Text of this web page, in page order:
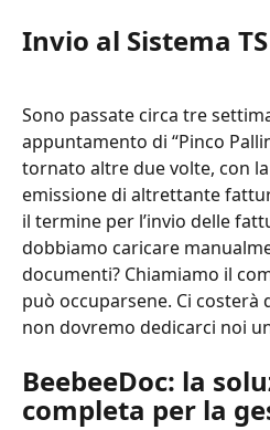
Invio al Sistema
Sono passate circa tre
appuntamento di “Pinco
tornato altre due volte, con
emissione di altrettante
il termine per l’invio delle
dobbiamo caricare
documenti? Chiamiamo il
può occuparsene. Ci costerà
non dovremo dedicarci noi
BeebeeDoc: la
completa per la